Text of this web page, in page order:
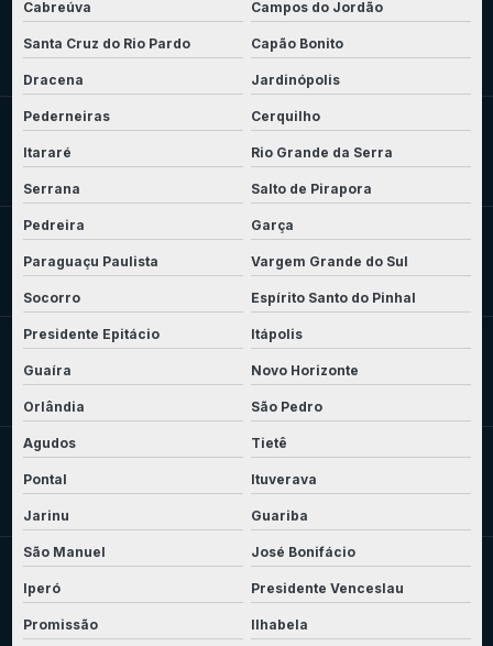
Cabreúva Campos do Jordão
Santa Cruz do Rio Pardo Capão Bonito
Dracena Jardinópolis
Pederneiras Cerquilho
Itararé Rio Grande da Serra
Serrana Salto de Pirapora
Pedreira Garça
Paraguaçu Paulista Vargem Grande do Sul
Socorro Espírito Santo do Pinhal
Presidente Epitácio Itápolis
Guaíra Novo Horizonte
Orlândia São Pedro
Agudos Tietê
Pontal Ituverava
Jarinu Guariba
São Manuel José Bonifácio
Iperó Presidente Venceslau
Promissão Ilhabela